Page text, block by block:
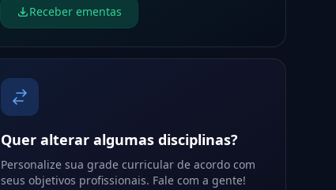
Receber ementas
Quer alterar algumas disciplinas?
Personalize sua grade curricular de acordo com
seus objetivos profissionais. Fale com a gente!